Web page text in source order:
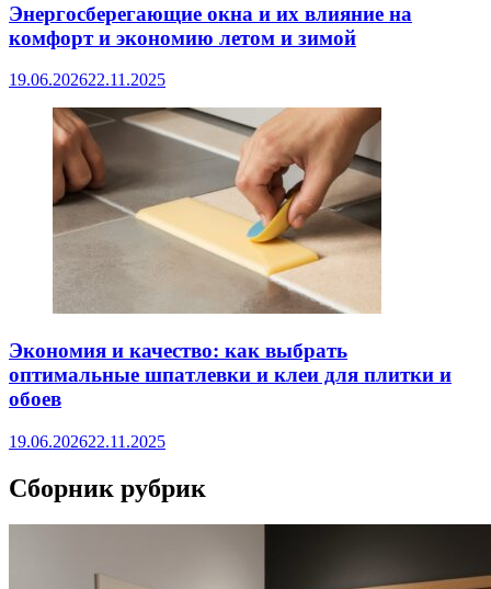
Энергосберегающие окна и их влияние на
комфорт и экономию летом и зимой
19.06.202622.11.2025
Экономия и качество: как выбрать
оптимальные шпатлевки и клеи для плитки и
обоев
19.06.202622.11.2025
Сборник рубрик